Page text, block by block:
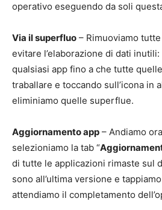
operativo eseguendo da soli
Via il superfluo – Rimuoviamo
evitare l’elaborazione di dati
qualsiasi app fino a che tutte
traballare e toccando sull’icona in
eliminiamo quelle superflue.
Aggiornamento app – Andiamo
selezioniamo la tab “
di tutte le applicazioni rimaste sul
sono all’ultima versione e
attendiamo il completamento